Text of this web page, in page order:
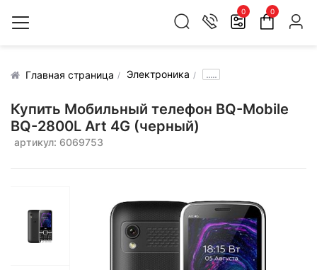
0 0
Главная страница Электроника .....
Купить Мобильный телефон BQ-Mobile
BQ-2800L Art 4G (черный)
артикул: 6069753